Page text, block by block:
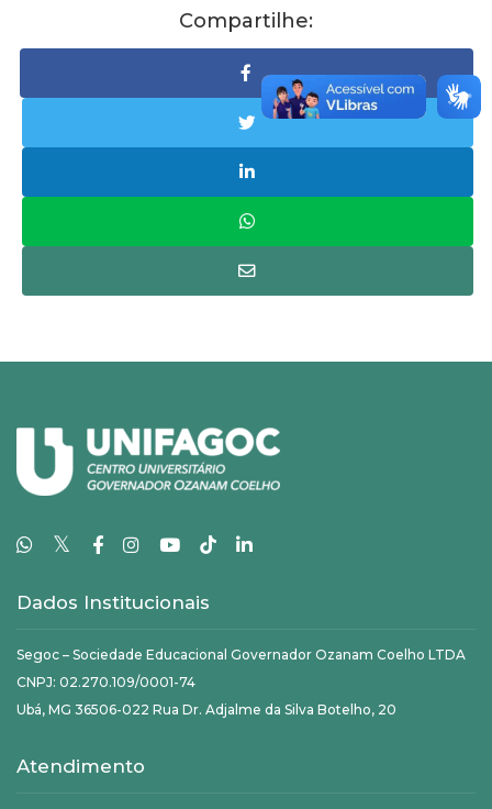
Compartilhe:
𝕏
Dados Institucionais
Segoc – Sociedade Educacional Governador Ozanam Coelho LTDA
CNPJ: 02.270.109/0001-74
Ubá, MG 36506-022 Rua Dr. Adjalme da Silva Botelho, 20
Atendimento